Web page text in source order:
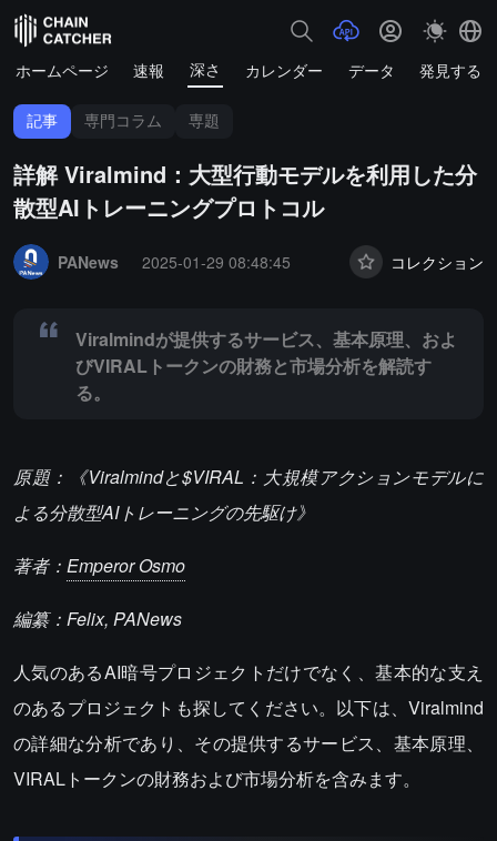
ホームページ 速報 深さ カレンダー データ 発見する
記事 専門コラム 専題
詳解 Viralmind：大型行動モデルを利用した分
散型AIトレーニングプロトコル
PANews
2025-01-29 08:48:45 コレクション
Viralmindが提供するサービス、基本原理、およ
びVIRALトークンの財務と市場分析を解読す
る。
原題：《Viralmindと$VIRAL：大規模アクションモデルに
よる分散型AIトレーニングの先駆け》
著者： Emperor Osmo
編纂：Felix, PANews
人気のあるAI暗号プロジェクトだけでなく、基本的な支え
のあるプロジェクトも探してください。以下は、Viralmind
の詳細な分析であり、その提供するサービス、基本原理、
VIRALトークンの財務および市場分析を含みます。